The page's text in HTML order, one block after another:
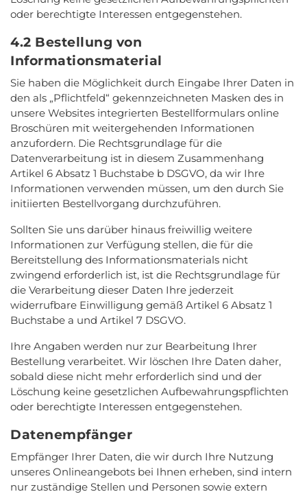
oder berechtigte Interessen entgegenstehen.
4.2 Bestellung von
Informationsmaterial
Sie haben die Möglichkeit durch Eingabe Ihrer Daten in
den als „Pflichtfeld“ gekennzeichneten Masken des in
unsere Websites integrierten Bestellformulars online
Broschüren mit weitergehenden Informationen
anzufordern. Die Rechtsgrundlage für die
Datenverarbeitung ist in diesem Zusammenhang
Artikel 6 Absatz 1 Buchstabe b DSGVO, da wir Ihre
Informationen verwenden müssen, um den durch Sie
initiierten Bestellvorgang durchzuführen.
Sollten Sie uns darüber hinaus freiwillig weitere
Informationen zur Verfügung stellen, die für die
Bereitstellung des Informationsmaterials nicht
zwingend erforderlich ist, ist die Rechtsgrundlage für
die Verarbeitung dieser Daten Ihre jederzeit
widerrufbare Einwilligung gemäß Artikel 6 Absatz 1
Buchstabe a und Artikel 7 DSGVO.
Ihre Angaben werden nur zur Bearbeitung Ihrer
Bestellung verarbeitet. Wir löschen Ihre Daten daher,
sobald diese nicht mehr erforderlich sind und der
Löschung keine gesetzlichen Aufbewahrungspflichten
oder berechtigte Interessen entgegenstehen.
Datenempfänger
Empfänger Ihrer Daten, die wir durch Ihre Nutzung
unseres Onlineangebots bei Ihnen erheben, sind intern
nur zuständige Stellen und Personen sowie extern